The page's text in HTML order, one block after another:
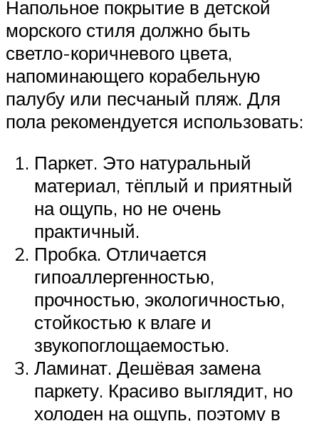
Напольное покрытие в детской
морского стиля должно быть
светло-коричневого цвета,
напоминающего корабельную
палубу или песчаный пляж. Для
пола рекомендуется использовать:
Паркет. Это натуральный
материал, тёплый и приятный
на ощупь, но не очень
практичный.
Пробка. Отличается
гипоаллергенностью,
прочностью, экологичностью,
стойкостью к влаге и
звукопоглощаемостью.
Ламинат. Дешёвая замена
паркету. Красиво выглядит, но
холоден на ощупь, поэтому в